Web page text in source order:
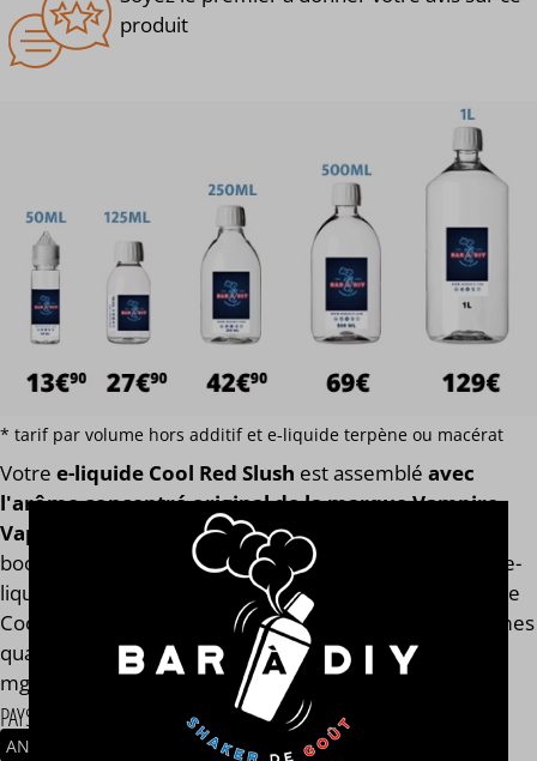
* tarif par volume hors additif et e-liquide terpène ou macérat
Votre e-liquide Cool Red Slush est assemblé avec
l'arôme concentré original de la marque Vampire
Vape®
. Finis les e-liquides trop dilués après l'ajout des
boosters de nicotine ! Notre calculateur mesure votre e-
liquide en fonction de son volume global. Votre e-liquide
Cool Red Slush aura toujours le même goût et les mêmes
qualités gustatives, que vous soyez en 0, 2, 9, 11 ou 14
mg/ml.
PAYS / ORIGINE DU CONCENTRÉ
ANGLETERRE
produit